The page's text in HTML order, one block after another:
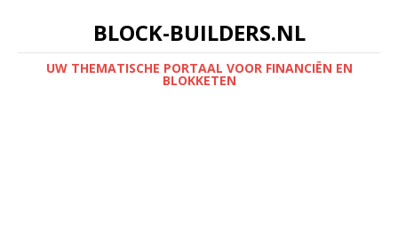
BLOCK-BUILDERS.NL
UW THEMATISCHE PORTAAL VOOR FINANCIËN EN
BLOKKETEN